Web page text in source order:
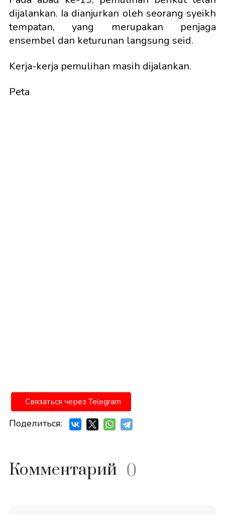
dijalankan. Ia dianjurkan oleh seorang syeikh
tempatan, yang merupakan penjaga
ensembel dan keturunan langsung seid.
Kerja-kerja pemulihan masih dijalankan.
Peta
Связаться через Telegram
Поделиться:
Комментарий 0